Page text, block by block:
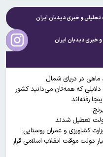
تحلیلی و خبریدیدبان ایران
و خبریدیدبان ایران
ماهی در دریای شمال
که همه‌تان می‌دانید کشور
رفته‌اند
دولت تعطیل شدند
کشاورزی و عمران روستایی:
دولت موقت انقلاب اسلامی قرار